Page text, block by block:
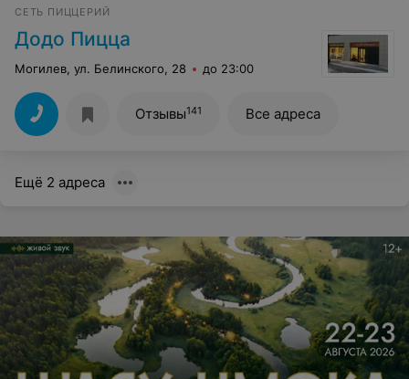
СЕТЬ ПИЦЦЕРИЙ
Додо Пицца
Могилев, ул. Белинского, 28 до 23:00
Отзывы141 Все адреса
Ещё 2 адреса